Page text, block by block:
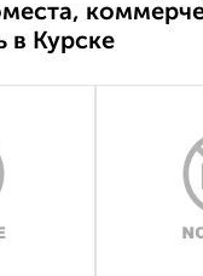
в Курске